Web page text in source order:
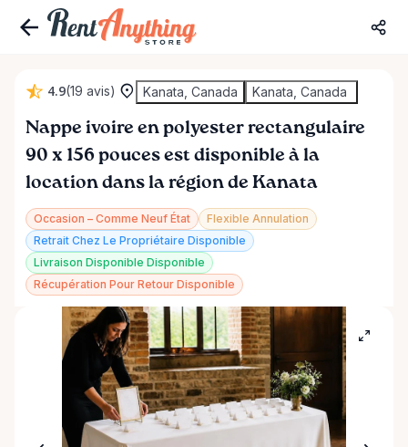
Occasion – Comme Neuf État
Flexible Annulation
Retrait Chez Le Propriétaire Disponible
Livraison Disponible Disponible
Récupération Pour Retour Disponible
Nappe ivoire en polyester rectangulaire
90 x 156 pouces est disponible à la
location dans la région de Kanata
4.9(19 avis) Kanata, Canada Kanata, Canada